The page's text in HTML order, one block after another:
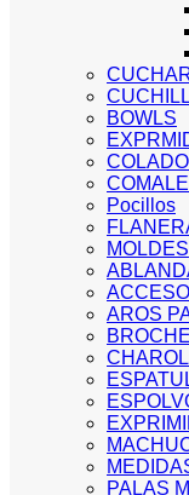
BOWLS
Pocillos
MOLDES
AROS
PALAS